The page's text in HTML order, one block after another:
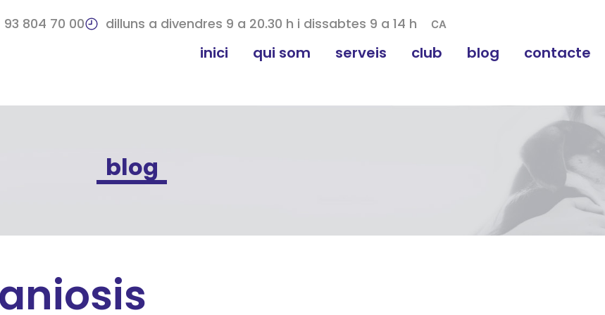
93 804 70 00 dilluns a divendres 9 a 20.30 h i dissabtes 9 a 14 h CA
inici qui som serveis club blog contacte
blog